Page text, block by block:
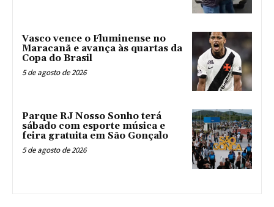
Vasco vence o Fluminense no
Maracanã e avança às quartas da
Copa do Brasil
5 de agosto de 2026
Parque RJ Nosso Sonho terá
sábado com esporte música e
feira gratuita em São Gonçalo
5 de agosto de 2026